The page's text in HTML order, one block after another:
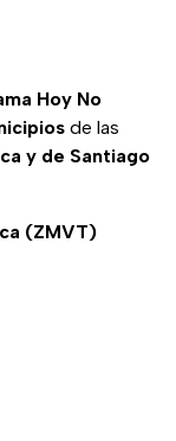
Hoy No
de las
y de Santiago
(ZMVT)